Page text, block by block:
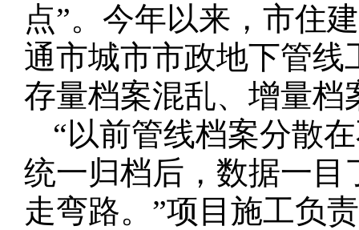
点”。今年以来，市住
通市城市市政地下管
存量档案混乱、增量档
“以前管线档案分散
统一归档后，数据一目
走弯路。”项目施工负